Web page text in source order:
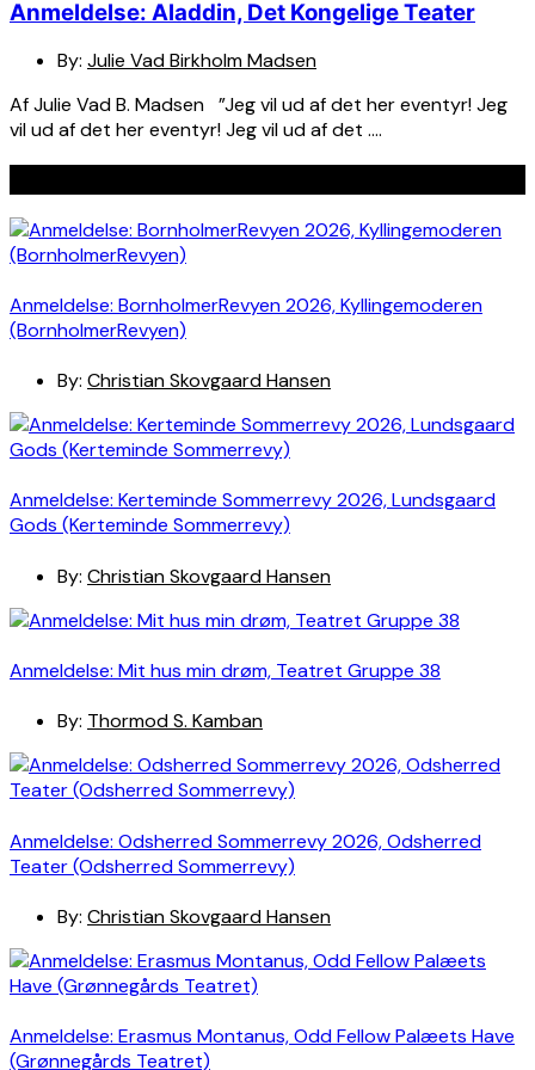
Anmeldelse: Aladdin, Det Kongelige Teater
By: Julie Vad Birkholm Madsen
Af Julie Vad B. Madsen ”Jeg vil ud af det her eventyr! Jeg
vil ud af det her eventyr! Jeg vil ud af det ….
Anmeldelse: BornholmerRevyen 2026, Kyllingemoderen
(BornholmerRevyen)
By: Christian Skovgaard Hansen
Anmeldelse: Kerteminde Sommerrevy 2026, Lundsgaard
Gods (Kerteminde Sommerrevy)
By: Christian Skovgaard Hansen
Anmeldelse: Mit hus min drøm, Teatret Gruppe 38
By: Thormod S. Kamban
Anmeldelse: Odsherred Sommerrevy 2026, Odsherred
Teater (Odsherred Sommerrevy)
By: Christian Skovgaard Hansen
Anmeldelse: Erasmus Montanus, Odd Fellow Palæets Have
(Grønnegårds Teatret)